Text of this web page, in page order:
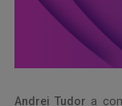
Andrei Tudor a